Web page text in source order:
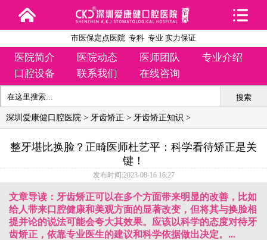
市医保定点医院 专科 专业 实力保证
医院简介 医院动态 医师团队
专业介绍
口腔设备
联系我们 在线咨询
搜索
深圳爱康健口腔医院 > 牙齿矫正 > 牙齿矫正知识 >
整牙堪比换脸？正畸医师杜艺平：科学看待矫正是关
键！
发布时间:2023-08-16 16:27
文章导读：牙齿矫正可以在多个方面带来明显的改善，比如
给人带来口腔健康和美观方面的显著改变，但将其与换脸相
提并论的说法可能会夸大其效果。应该以科学的态度对待牙
齿矫正，依靠专业医生的建议和科学依据做出决定。...